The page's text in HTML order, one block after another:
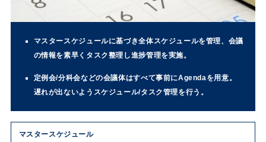
マスタースケジュールに基づき全体スケジュールを管理、会議
の情報を素早くタスク整理し進捗管理を実施。
定例会/分科会などの会議体はすべて事前にAgendaを用意。
遅れが出ないようスケジュール/タスク管理を行う。
マスタースケジュール